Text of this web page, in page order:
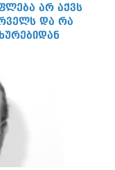
არ აქვს
და რა